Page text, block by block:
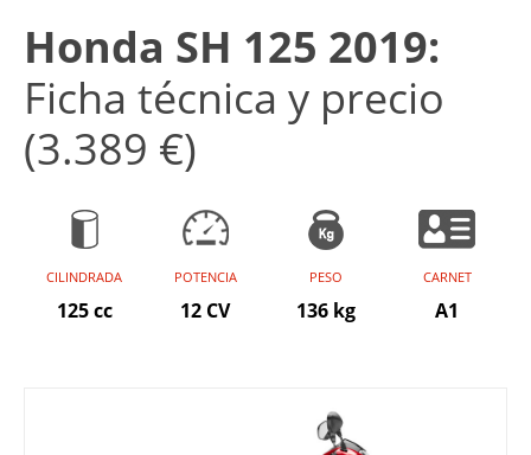
Honda SH 125 2019:
Ficha técnica y precio
(3.389 €)
CILINDRADA
125 cc
POTENCIA
12 CV
PESO
136 kg
CARNET
A1